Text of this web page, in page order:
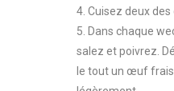
4. Cuisez deux
5. Dans chaque
salez et poivrez.
le tout un œuf